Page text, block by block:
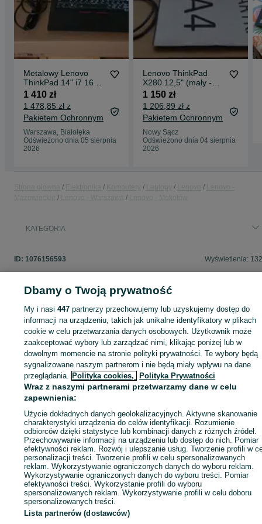
Metalowy Lenovo
ThinkPad 14" i7 16GB
256GB jak NOWY,
bateria 100%,
OFFICE 2024 PL
1 410 zł
1 478,85 zł z
Pakietem Ochronnym
Warszawa, Białołęka
Odświeżono dnia 05 sierpnia
2026
Lenovo ThinkPad
X280 12,5" (mały -
A4) i5 16GB SSD LTE
Lekki 1,3kg Office,
bateria 83%
1 150 zł
1 206,89 zł z
Pakietem Ochronnym
Nowy Sącz
Odświeżono dnia 04 sierpnia
2026
KATEGORIA
ID: 1076156593 Wyświetlenia:
Zaloguj się lub załóż konto na OLX, aby skontaktować się z
sprzedającym
Zaloguj się / Załóż konto
Wyślij wiadomość Kup
Dbamy o Twoją prywatność
My i nasi447 partnerzy przechowujemy lub uzyskujemy dostęp do
informacji na urządzeniu, takich jak unikalne identyfikatory w plikach
cookie w celu przetwarzania danych osobowych. Użytkownik może
zaakceptować wybory lub zarządzać nimi, klikając poniżej lub w
dowolnym momencie na stronie polityki prywatności. Te wybory będą
sygnalizowane naszym partnerom i nie będą miały wpływu na dane
przeglądania. Polityka cookies, Polityka Prywatności
Wraz z naszymi partnerami przetwarzamy dane w celu
zapewnienia:
Użycie dokładnych danych geolokalizacyjnych. Aktywne skanowanie
charakterystyki urządzenia do celów identyfikacji. Rozumienie
odbiorców dzięki statystyce lub kombinacji danych z różnych źródeł.
Przechowywanie informacji na urządzeniu lub dostęp do nich. Pomiar
efektywności reklam. Rozwój i ulepszanie usług. Tworzenie profili w
personalizacji treści. Tworzenie profili w celu spersonalizowanych
reklam. Wykorzystywanie ograniczonych danych do wyboru reklam.
Wykorzystywanie ograniczonych danych do wyboru treści. Pomiar
efektywności treści. Wykorzystanie profili do wyboru
spersonalizowanych reklam. Wykorzystywanie profili w celu doboru
spersonalizowanych treści.
Lista partnerów (dostawców)